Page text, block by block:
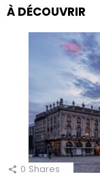
À DÉCOUVRIR
0 Shares